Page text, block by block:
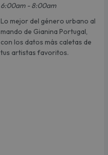
6:00am - 8:00am
Lo mejor del género urbano al
mando de Gianina Portugal,
con los datos más caletas de
tus artistas favoritos.